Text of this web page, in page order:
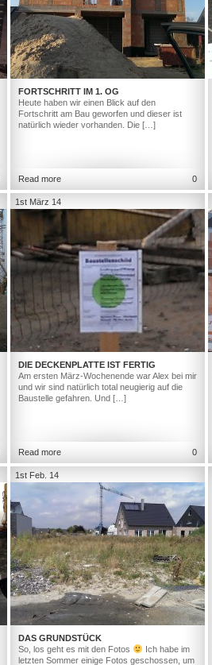
FORTSCHRITT IM 1. OG
Heute haben wir einen Blick auf den
Fortschritt am Bau geworfen und dieser ist
natürlich wieder vorhanden. Die […]
Read more 0
1st März 14
DIE DECKENPLATTE IST FERTIG
Am ersten März-Wochenende war Alex bei mir
und wir sind natürlich total neugierig auf die
Baustelle gefahren. Und […]
Read more 0
1st Feb. 14
DAS GRUNDSTÜCK
So, los geht es mit den Fotos
Ich habe im
letzten Sommer einige Fotos geschossen, um